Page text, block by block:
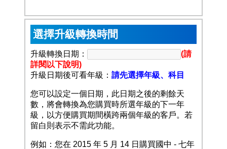
選擇升級轉換時間
升級轉換日期：
(請
詳閱以下說明)
升級日期後可看年級：請先選擇年級、科目
您可以設定一個日期，此日期之後的剩餘天
數，將會轉換為您購買時所選年級的下一年
級，以方便購買期間橫跨兩個年級的客戶。若
留白則表示不需此功能。
例如：您在 2015 年 5 月 14 日購買國中 - 七年